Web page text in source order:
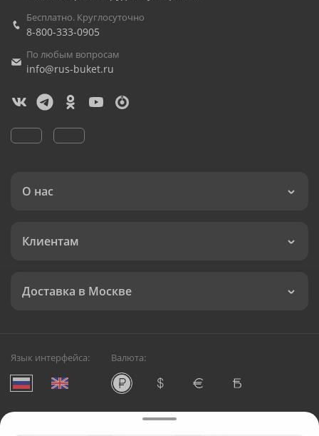
Бесплатно. Круглосуточно
8-800-333-0905
По любым вопросам
info@rus-buket.ru
О нас
Клиентам
Доставка в Москве
Язык интерфейса: Валюта:
Служба круглосуточной доставки цветов в Москве